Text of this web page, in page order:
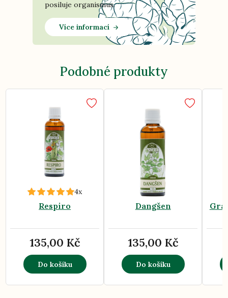
posiluje organismus.
Více informací
Podobné produkty
4x
Respiro
135,00 Kč
Do košíku
Dangšen
135,00 Kč
Do košíku